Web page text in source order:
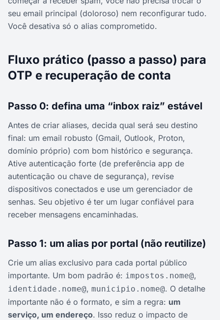
seu email principal (doloroso) nem reconfigurar tudo.
Você desativa só o alias comprometido.
Fluxo prático (passo a passo) para
OTP e recuperação de conta
Passo 0: defina uma “inbox raiz” estável
Antes de criar aliases, decida qual será seu destino
final: um email robusto (Gmail, Outlook, Proton,
domínio próprio) com bom histórico e segurança.
Ative autenticação forte (de preferência app de
autenticação ou chave de segurança), revise
dispositivos conectados e use um gerenciador de
senhas. Seu objetivo é ter um lugar confiável para
receber mensagens encaminhadas.
Passo 1: um alias por portal (não reutilize)
Crie um alias exclusivo para cada portal público
importante. Um bom padrão é: impostos.nome@,
identidade.nome@, municipio.nome@. O detalhe
importante não é o formato, e sim a regra: um
serviço, um endereço. Isso reduz o impacto de